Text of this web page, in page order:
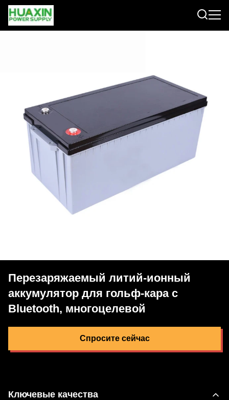
Перезаряжаемый литий-ионный
аккумулятор для гольф-кара с
Bluetooth, многоцелевой
Спросите сейчас
Ключевые качества